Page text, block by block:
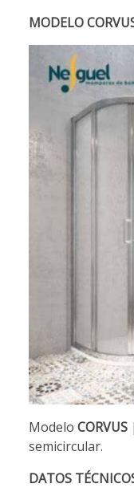
MODELO
Modelo CORVUS
semicircular.
DATOS